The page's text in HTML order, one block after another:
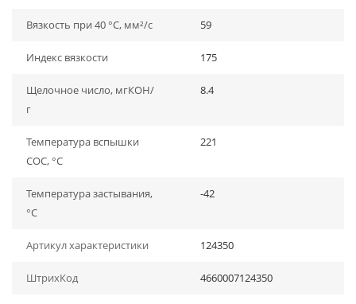
Вязкость при 40 °C, мм²/с 59
Индекс вязкости 175
Щелочное число, мгКОН/
г
8.4
Температура вспышки
СОС, °С
221
Температура застывания,
°С
-42
Артикул характеристики 124350
ШтрихКод 4660007124350